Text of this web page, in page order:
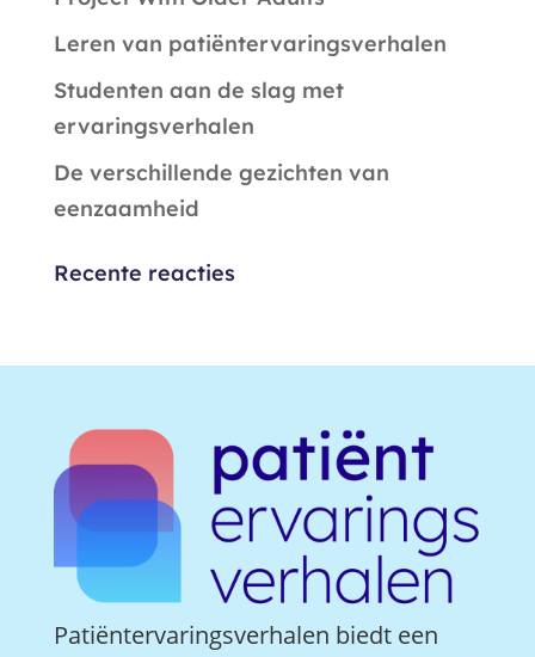
Leren van patiëntervaringsverhalen
Studenten aan de slag met
ervaringsverhalen
De verschillende gezichten van
eenzaamheid
Recente reacties
Patiëntervaringsverhalen biedt een